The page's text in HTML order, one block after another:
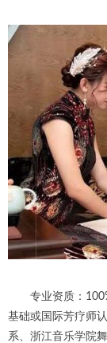
专业资质：100%
基础或国际芳疗师
系、浙江音乐学院舞